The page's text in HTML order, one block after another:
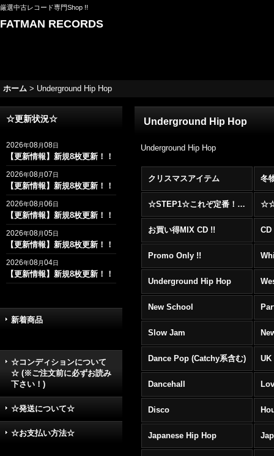
厳選中古レコード専門Shop !!
FATMAN RECORDS
ホーム > Underground Hip Hop
☆更新状況☆
2026年08月08日
【更新情報】新規8枚更新！！
2026年08月07日
【更新情報】新規8枚更新！！
2026年08月06日
【更新情報】新規8枚更新！！
2026年08月05日
【更新情報】新規8枚更新！！
2026年08月04日
【更新情報】新規8枚更新！！
新着商品
☆コンディションについて
☆ (※ご注文前に必ずお読み
下さい！)
☆発送について☆
☆お支払い方法☆
Underground Hip Hop
Underground Hip Hop
クリスマスアイテム 冬
☆STEP1☆これぞ定番！！まずはここから！2000年代R&BフロアヒットBest 100 !!!
お買い得MIX CD !!
Promo Only !!
Underground Hip Hop
New School
Slow Jam
Dance Pop (Catchy系含む) UK
Dancehall
Disco
Japanese Hip Hop